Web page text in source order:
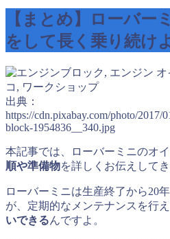
【まとめ】ローバー
をして長く乗り続け
出典：
https://cdn.pixabay.com/photo/2017/
block-1954836__340.jpg
本記事では、ローバーミニのオイ
順や準備物を詳しくお伝えしてき
ローバーミニは生産終了から20
が、定期的なメンテナンスを行え
いできるんですよ。